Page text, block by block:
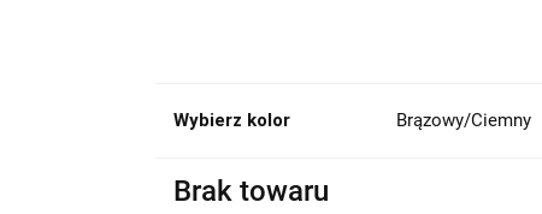
Wybierz kolor Brązowy/Ciemny
Brak towaru